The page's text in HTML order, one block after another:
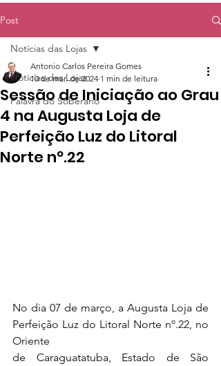
Post
Notícias das Lojas
Palavra do Soberano
Notícias das Lojas
Sessão de Iniciação ao Grau
4 na Augusta Loja de
Perfeição Luz do Litoral
Norte nº.22
Antonio Carlos Pereira Gomes
10 de mar. de 2024 1 min de leitura
No dia 07 de março, a Augusta Loja de
Perfeição Luz do Litoral Norte nº.22, no
Oriente
de Caraguatatuba, Estado de São